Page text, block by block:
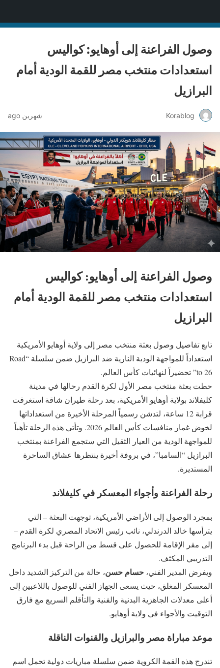
وصول الفراعنة إلى أوهايو: كواليس
استعدادات منتخب مصر للقمة الودية أمام
البرازيل
Korablog شهرين ago
وصول الفراعنة إلى أوهايو: كواليس
استعدادات منتخب مصر للقمة الودية أمام
البرازيل
تابع تفاصيل وصول بعثة منتخب مصر إلى ولاية أوهايو الأمريكية
استعداداً للمواجهة الودية النارية ضد البرازيل ضمن سلسلة “Road
to 26” تحضيراً لنهائيات كأس العالم.
حطت بعثة منتخب مصر الأول لكرة القدم رحالها في مدينة
كليفلاند بولاية أوهايو الأمريكية، بعد رحلة طيران شاقة استغرقت
قرابة 12 ساعة، لتدشن رسمياً المرحلة الأخيرة من استعداداتها
لخوض غمار منافسات كأس العالم 2026. وتأتي هذه الرحلة تأهباً
للمواجهة الودية من العيار الثقيل التي ستجمع الفراعنة بمنتخب
البرازيل “السامبا”، في بروفة أخيرة ينتظرها عشاق الساحرة
المستديرة.
رحلة الفراعنة وأجواء المعسكر في كليفلاند
بمجرد الوصول إلى الأراضي الأمريكية، توجهت البعثة – التي
يترأسها خالد الدرندلي، نائب رئيس الاتحاد المصري لكرة القدم –
إلى مقر الإقامة للحصول على قسط من الراحة قبل بدء البرنامج
التدريبي المكثف.
ويفرض المدير الفني، حسام حسن، حالة من التركيز الشديد داخل
المعسكر المغلق، حيث يسعى الجهاز الفني للوصول باللاعبين إلى
أعلى معدلات الجاهزية البدنية والفنية والتأقلم السريع مع فارق
التوقيت والأجواء في ولاية أوهايو.
موعد مباراة مصر والبرازيل والقنوات الناقلة
تندرج هذه القمة الكروية ضمن سلسلة مباريات دولية تحمل اسم